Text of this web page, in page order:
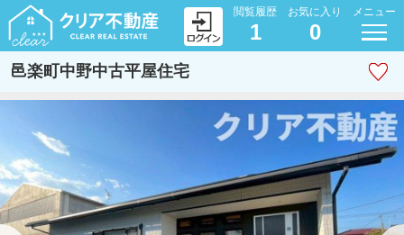
閲覧履歴
1
お気に入り
0
メニュー
邑楽町中野中古平屋住宅